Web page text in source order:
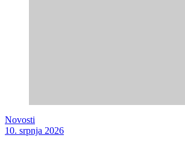
Novosti
10. srpnja 2026